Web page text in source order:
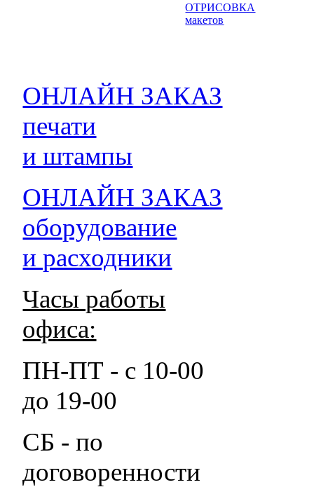
ОТРИСОВКА
макетов
ОНЛАЙН ЗАКАЗ
печати
и штампы
ОНЛАЙН ЗАКАЗ
оборудование
и расходники
Часы работы
офиса:
ПН-ПТ - с 10-00
до 19-00
СБ - по
договоренности